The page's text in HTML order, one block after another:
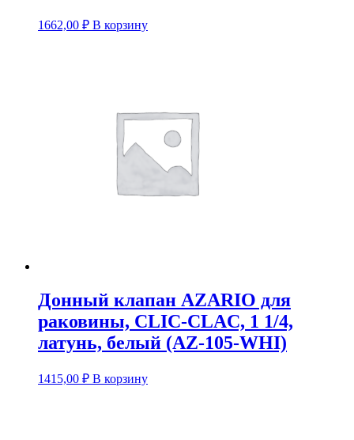
1662,00 ₽ В корзину
Донный клапан AZARIO для
раковины, CLIC-CLAC, 1 1/4,
латунь, белый (AZ-105-WHI)
1415,00 ₽ В корзину